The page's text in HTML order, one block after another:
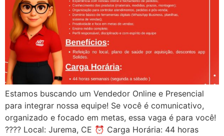
Estamos buscando um Vendedor Online e Presencial
para integrar nossa equipe! Se você é comunicativo,
organizado e focado em metas, essa vaga é para você!
???? Local: Jurema, CE ⏰ Carga Horária: 44 horas